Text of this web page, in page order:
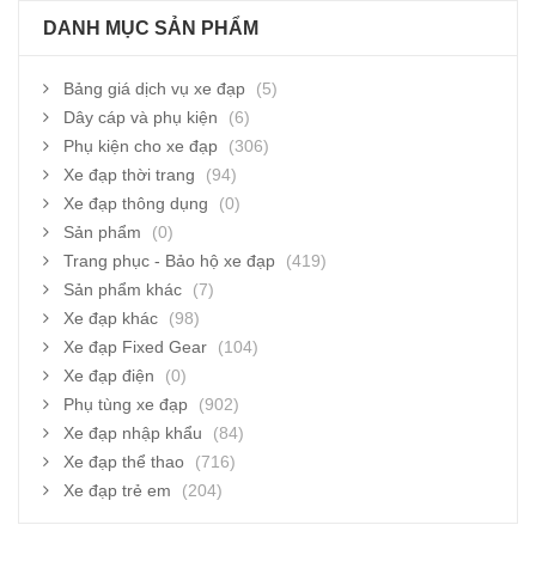
DANH MỤC SẢN PHẨM
Bảng giá dịch vụ xe đạp
(5)
Dây cáp và phụ kiện
(6)
Phụ kiện cho xe đạp
(306)
Xe đạp thời trang
(94)
Xe đạp thông dụng
(0)
Sản phẩm
(0)
Trang phục - Bảo hộ xe đạp
(419)
Sản phẩm khác
(7)
Xe đạp khác
(98)
Xe đạp Fixed Gear
(104)
Xe đạp điện
(0)
Phụ tùng xe đạp
(902)
Xe đạp nhập khẩu
(84)
Xe đạp thể thao
(716)
Xe đạp trẻ em
(204)